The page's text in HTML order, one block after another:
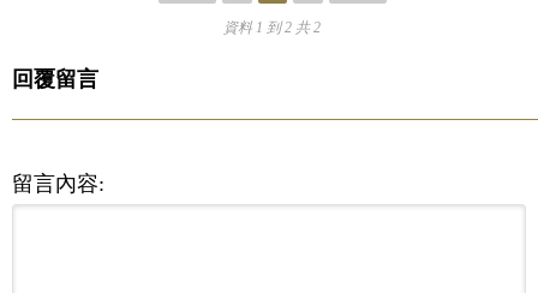
資料 1 到 2 共 2
回覆留言
留言內容: